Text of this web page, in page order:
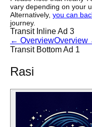
vary depending on your
Alternatively, you can
journey.
Transit Inline Ad 3
← OverviewOverview
Transit Bottom Ad 1
Rasi